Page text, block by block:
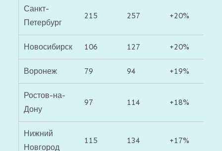
Санкт-
Петербург
215 257 +20%
Новосибирск 106 127 +20%
Воронеж 79 94 +19%
Ростов-на-
Дону
97 114 +18%
Нижний
Новгород
115 134 +17%